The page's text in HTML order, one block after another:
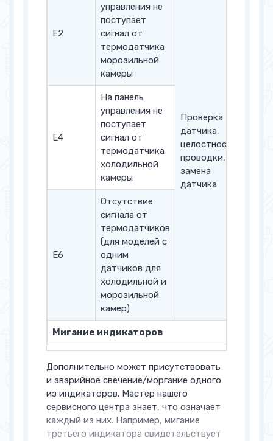
Е2
управления не
поступает
сигнал от
термодатчика
морозильной
камеры
Проверка
датчика,
целостности
проводки,
замена
датчика
Е4
На панель
управления не
поступает
сигнал от
термодатчика
холодильной
камеры
Е6
Отсутствие
сигнала от
термодатчиков
(для моделей с
одним
датчиков для
холодильной и
морозильной
камер)
Мигание индикаторов
Дополнительно может присутствовать
и аварийное свечение/моргание одного
из индикаторов. Мастер нашего
сервисного центра знает, что означает
каждый из них. Например, мигание
третьего индикатора свидетельствует